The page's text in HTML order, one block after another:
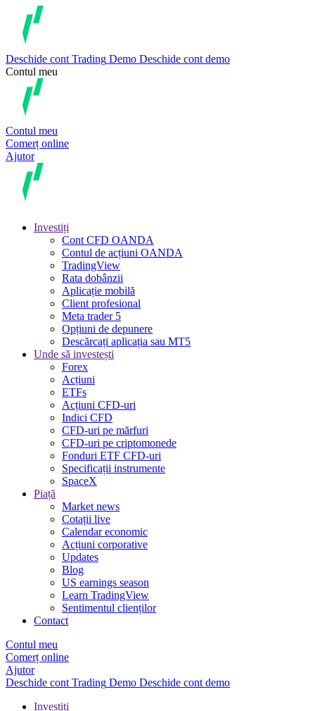
Deschide cont Trading Demo Deschide cont demo
Contul meu
Contul meu
Comerț online
Ajutor
Investiți
Cont CFD OANDA
Contul de acțiuni OANDA
TradingView
Rata dobânzii
Aplicație mobilă
Client profesional
Meta trader 5
Opțiuni de depunere
Descărcați aplicația sau MT5
Unde să investești
Forex
Acțiuni
ETFs
Acțiuni CFD-uri
Indici CFD
CFD-uri pe mărfuri
CFD-uri pe criptomonede
Fonduri ETF CFD-uri
Specificații instrumente
SpaceX
Piață
Market news
Cotații live
Calendar economic
Acțiuni corporative
Updates
Blog
US earnings season
Learn TradingView
Sentimentul clienților
Contact
Contul meu
Comerț online
Ajutor
Deschide cont Trading Demo Deschide cont demo
Investiți